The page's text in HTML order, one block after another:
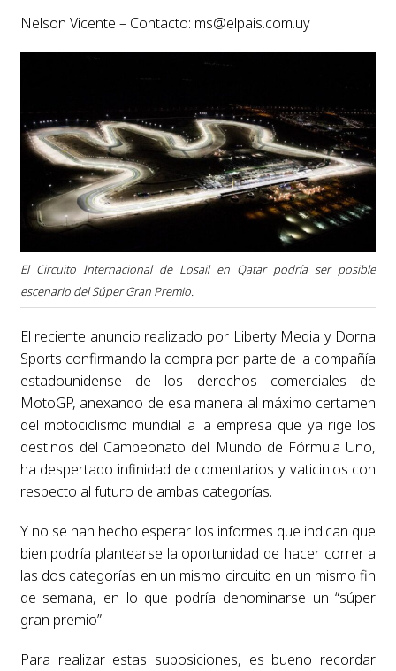
Nelson Vicente – Contacto: ms@elpais.com.uy
El Circuito Internacional de Losail en Qatar podría ser posible
escenario del Súper Gran Premio.
El reciente anuncio realizado por Liberty Media y Dorna
Sports confirmando la compra por parte de la compañía
estadounidense de los derechos comerciales de
MotoGP, anexando de esa manera al máximo certamen
del motociclismo mundial a la empresa que ya rige los
destinos del Campeonato del Mundo de Fórmula Uno,
ha despertado infinidad de comentarios y vaticinios con
respecto al futuro de ambas categorías.
Y no se han hecho esperar los informes que indican que
bien podría plantearse la oportunidad de hacer correr a
las dos categorías en un mismo circuito en un mismo fin
de semana, en lo que podría denominarse un “súper
gran premio”.
Para realizar estas suposiciones, es bueno recordar